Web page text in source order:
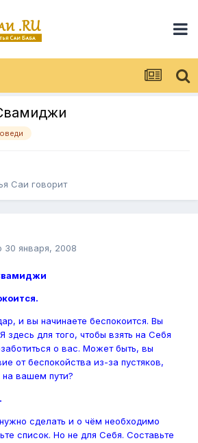
Саи говорит
30 января, 2008
и вы начинаете беспокоится. Вы
здесь для того, чтобы взять на Себя
о вас. Может быть, вы
от беспокойства из-за пустяков,
на вашем пути?
сделать и о чём необходимо
список. Но не для Себя. Составьте